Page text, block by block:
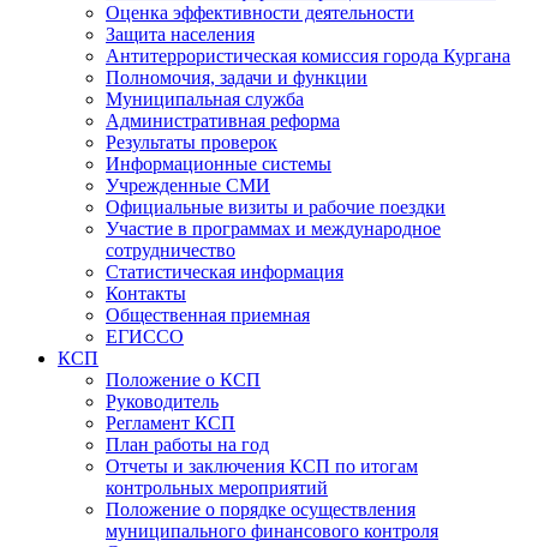
Оценка эффективности деятельности
Защита населения
Антитеррористическая комиссия города Кургана
Полномочия, задачи и функции
Муниципальная служба
Административная реформа
Результаты проверок
Информационные системы
Учрежденные СМИ
Официальные визиты и рабочие поездки
Участие в программах и международное
сотрудничество
Статистическая информация
Контакты
Общественная приемная
ЕГИССО
КСП
Положение о КСП
Руководитель
Регламент КСП
План работы на год
Отчеты и заключения КСП по итогам
контрольных мероприятий
Положение о порядке осуществления
муниципального финансового контроля